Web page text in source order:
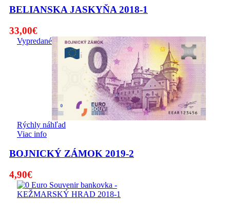
BELIANSKA JASKYŇA 2018-1
33,00€
Vypredané
Rýchly náhľad
Viac info
BOJNICKÝ ZÁMOK 2019-2
4,90€